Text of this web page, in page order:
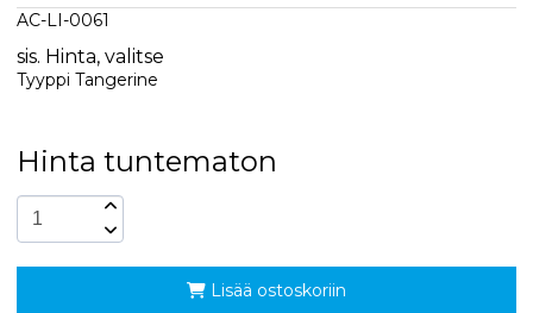
AC-LI-0061
sis. Hinta, valitse
Tyyppi Tangerine
Hinta tuntematon
Lisää ostoskoriin